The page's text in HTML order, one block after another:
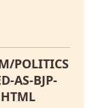
POLITICS
AS-BJP-